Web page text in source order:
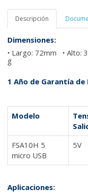
Descripción
Dimensiones:
• Largo: 72mm • Alto:
g
1 Año de Garantía de
Modelo
FSA10H 5
micro USB
5V
Aplicaciones: